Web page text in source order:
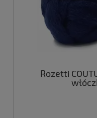
Rozetti